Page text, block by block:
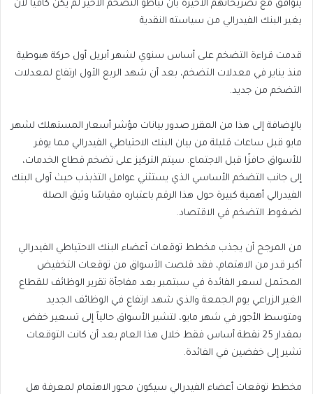
يتوافق مع تصريحاتهم الأخيرة بأن تباطؤ التضخم الأخير لم يكن كافياً لأن
يغير البنك الفيدرالي من سياسته النقدية
قدمت قراءة التضخم على أساس سنوي لشهر أبريل أول حركة هبوطية
منذ يناير في معدلات التضخم، بعد أن شهد الربع الأول ارتفاع لمعدلات
التضخم من جديد.
بالإضافة إلى هذا من المقرر صدور بيانات مؤشر أسعار المستهلك لشهر
مايو قبل ساعات قليلة من بيان البنك الاحتياطي الفيدرالي مما يوفر
للأسواق حافزًا قبل الاجتماع. سيتم التركيز على تضخم قطاع الخدمات،
إلى جانب التضخم الأساسي الذي يستثني عوامل التذبذب حيث أولى البنك
الفيدرالي أهمية كبيرة حول هذا الرقم باعتباره مقياسًا وثيق الصلة
لضغوط التضخم في الاقتصاد.
من المرجح أن يجذب مخطط توقعات أعضاء البنك الاحتياطي الفيدرالي
أكبر قدر من الاهتمام، فقد قلصت الأسواق من توقعات التخفيض
المحتمل لسعر الفائدة في سبتمبر بعد مفاجأة تقرير الوظائف للقطاع
الغير الزراعي يوم الجمعة والذي شهد ارتفاع في الوظائف الجديد
ومتوسط الأجور في شهر مايو، لتشير الأسواق حالياً إلى تسعير خفض
بمقدار 25 نقطة أساس فقط خلال هذا العام بعد أن كانت التوقعات
تشير إلى خفضين في الفائدة.
مخطط توقعات أعضاء الفيدرالي سيكون محور الاهتمام لمعرفة هل